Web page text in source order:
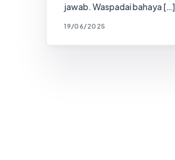
jawab. Waspadai bahaya […]
19/06/2025